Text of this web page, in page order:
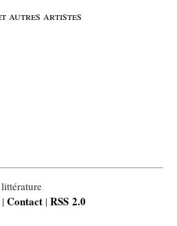
autres artistes
| Contact | RSS 2.0